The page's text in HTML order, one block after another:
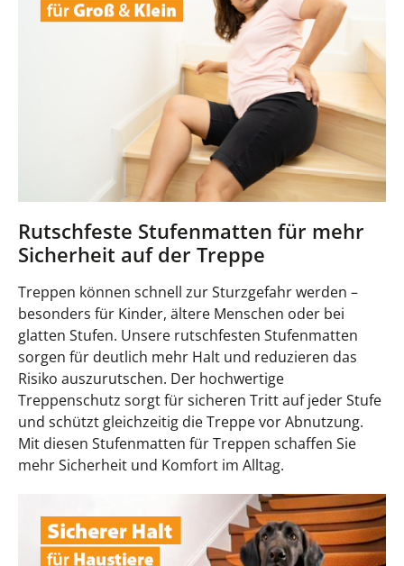
Rutschfeste Stufenmatten für mehr
Sicherheit auf der Treppe
Treppen können schnell zur Sturzgefahr werden –
besonders für Kinder, ältere Menschen oder bei
glatten Stufen. Unsere rutschfesten Stufenmatten
sorgen für deutlich mehr Halt und reduzieren das
Risiko auszurutschen. Der hochwertige
Treppenschutz sorgt für sicheren Tritt auf jeder Stufe
und schützt gleichzeitig die Treppe vor Abnutzung.
Mit diesen Stufenmatten für Treppen schaffen Sie
mehr Sicherheit und Komfort im Alltag.